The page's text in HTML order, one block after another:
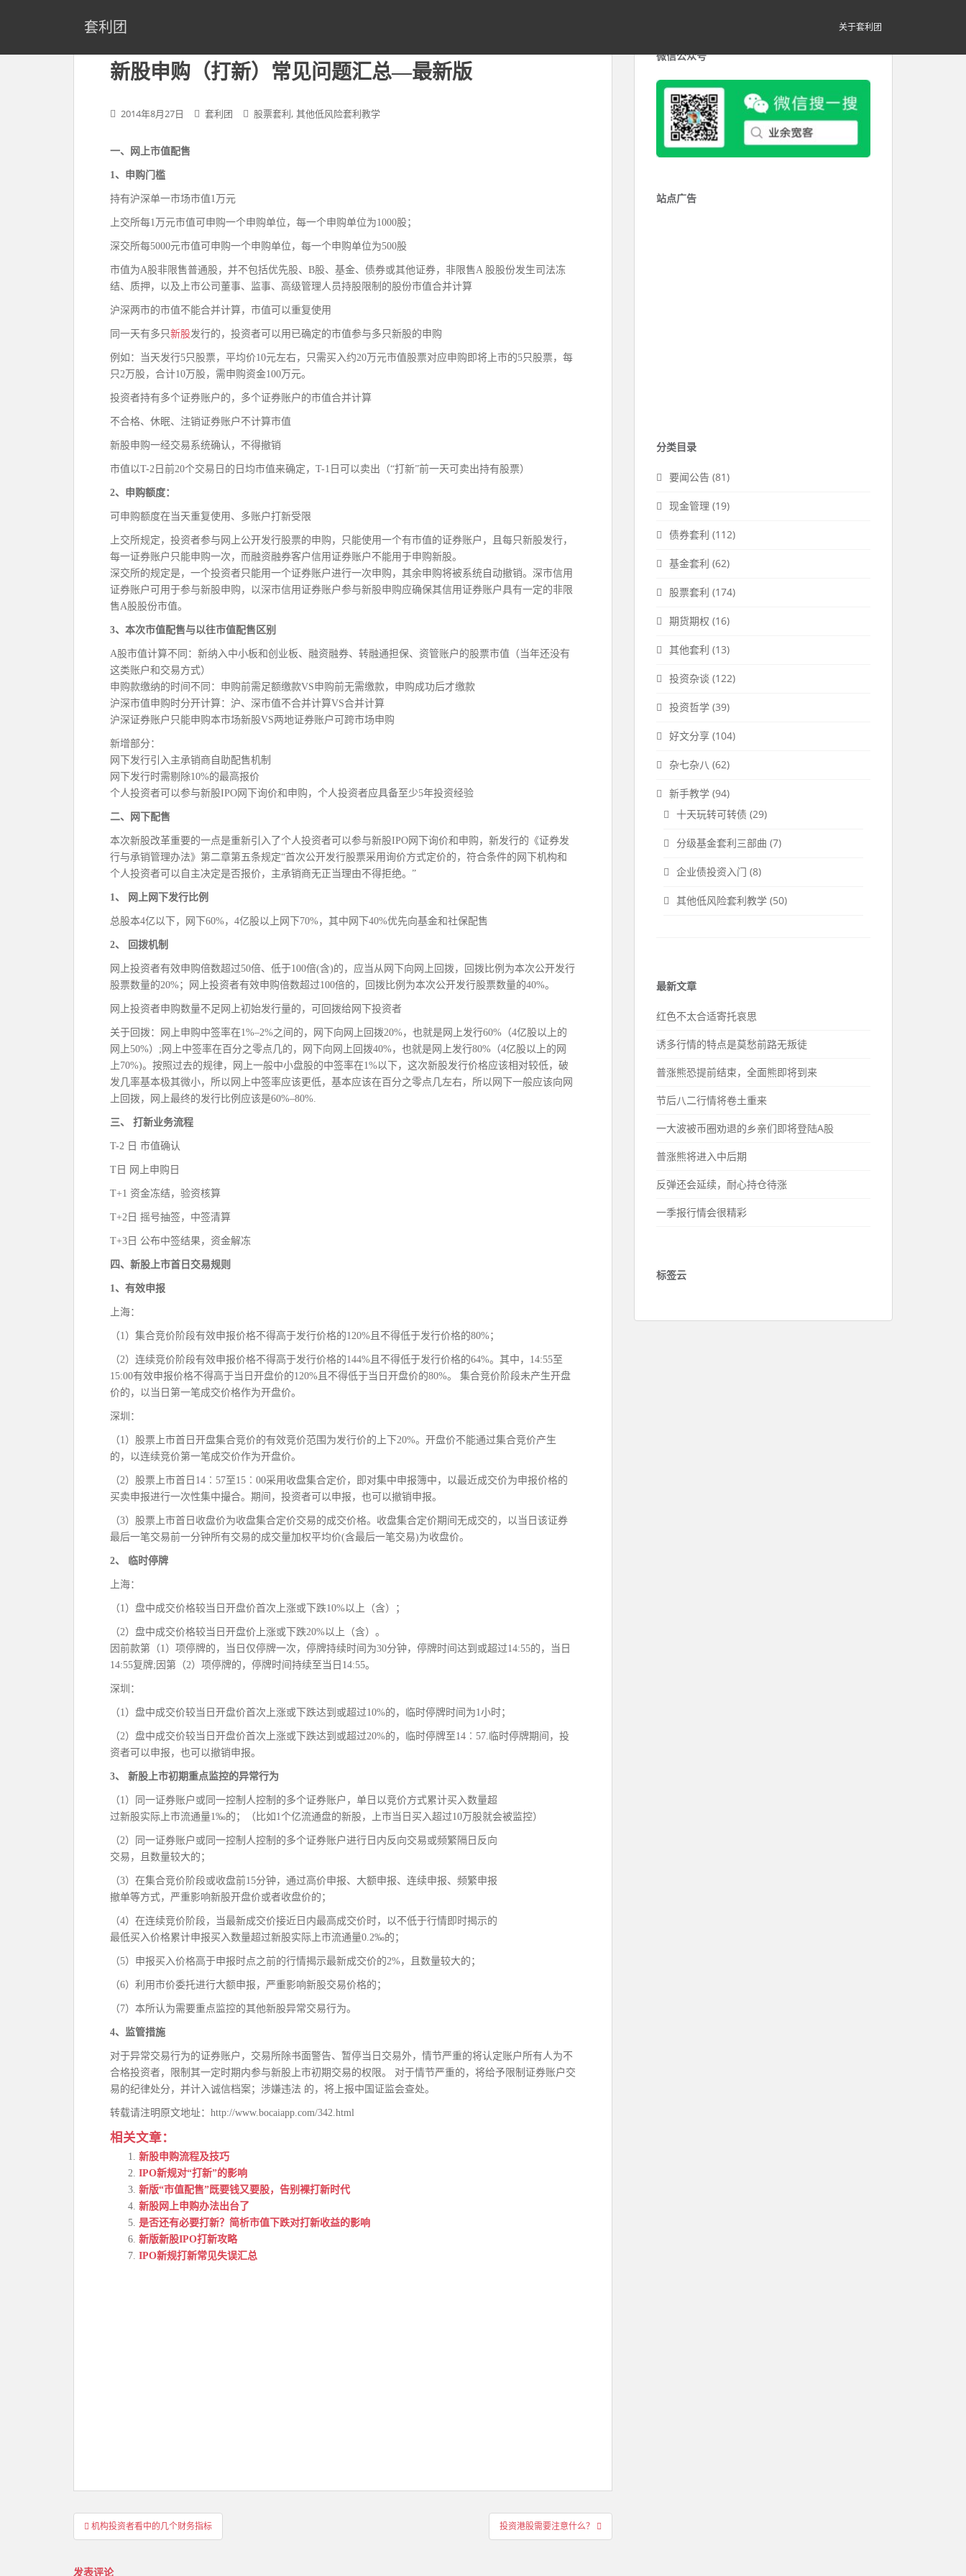
p
套利团 关于套利团
新股申购（打新）常见问题汇总—最新版
2014年8月27日 套利团 股票套利, 其他低风险套利教学
一、网上市值配售
1、申购门槛
持有沪深单一市场市值1万元
上交所每1万元市值可申购一个申购单位，每一个申购单位为1000股；
深交所每5000元市值可申购一个申购单位，每一个申购单位为500股
市值为A股非限售普通股，并不包括优先股、B股、基金、债券或其他证券，非限售A 股股份发生司法冻
结、质押，以及上市公司董事、监事、高级管理人员持股限制的股份市值合并计算
沪深两市的市值不能合并计算，市值可以重复使用
同一天有多只新股发行的，投资者可以用已确定的市值参与多只新股的申购
例如：当天发行5只股票，平均价10元左右，只需买入约20万元市值股票对应申购即将上市的5只股票，每
只2万股，合计10万股，需申购资金100万元。
投资者持有多个证券账户的，多个证券账户的市值合并计算
不合格、休眠、注销证券账户不计算市值
新股申购一经交易系统确认，不得撤销
市值以T-2日前20个交易日的日均市值来确定，T-1日可以卖出（“打新”前一天可卖出持有股票）
2、申购额度：
可申购额度在当天重复使用、多账户打新受限
上交所规定，投资者参与网上公开发行股票的申购，只能使用一个有市值的证券账户，且每只新股发行，
每一证券账户只能申购一次，而融资融券客户信用证券账户不能用于申购新股。
深交所的规定是，一个投资者只能用一个证券账户进行一次申购，其余申购将被系统自动撤销。深市信用
证券账户可用于参与新股申购，以深市信用证券账户参与新股申购应确保其信用证券账户具有一定的非限
售A股股份市值。
3、本次市值配售与以往市值配售区别
A股市值计算不同：新纳入中小板和创业板、融资融券、转融通担保、资管账户的股票市值（当年还没有
这类账户和交易方式）
申购款缴纳的时间不同：申购前需足额缴款VS申购前无需缴款，申购成功后才缴款
沪深市值申购时分开计算：沪、深市值不合并计算VS合并计算
沪深证券账户只能申购本市场新股VS两地证券账户可跨市场申购
新增部分：
网下发行引入主承销商自助配售机制
网下发行时需剔除10%的最高报价
个人投资者可以参与新股IPO网下询价和申购，个人投资者应具备至少5年投资经验
二、网下配售
本次新股改革重要的一点是重新引入了个人投资者可以参与新股IPO网下询价和申购，新发行的《证券发
行与承销管理办法》第二章第五条规定“首次公开发行股票采用询价方式定价的，符合条件的网下机构和
个人投资者可以自主决定是否报价，主承销商无正当理由不得拒绝。”
1、 网上网下发行比例
总股本4亿以下，网下60%，4亿股以上网下70%，其中网下40%优先向基金和社保配售
2、 回拨机制
网上投资者有效申购倍数超过50倍、低于100倍(含)的，应当从网下向网上回拨，回拨比例为本次公开发行
股票数量的20%；网上投资者有效申购倍数超过100倍的，回拨比例为本次公开发行股票数量的40%。
网上投资者申购数量不足网上初始发行量的，可回拨给网下投资者
关于回拨：网上申购中签率在1%–2%之间的，网下向网上回拨20%，也就是网上发行60%（4亿股以上的
网上50%）;网上中签率在百分之零点几的，网下向网上回拨40%，也就是网上发行80%（4亿股以上的网
上70%)。按照过去的规律，网上一般中小盘股的中签率在1%以下，这次新股发行价格应该相对较低，破
发几率基本极其微小，所以网上中签率应该更低，基本应该在百分之零点几左右，所以网下一般应该向网
上回拨，网上最终的发行比例应该是60%–80%.
三、 打新业务流程
T-2 日 市值确认
T日 网上申购日
T+1 资金冻结，验资核算
T+2日 摇号抽签，中签清算
T+3日 公布中签结果，资金解冻
四、新股上市首日交易规则
1、有效申报
上海：
（1）集合竞价阶段有效申报价格不得高于发行价格的120%且不得低于发行价格的80%；
（2）连续竞价阶段有效申报价格不得高于发行价格的144%且不得低于发行价格的64%。其中，14:55至
15:00有效申报价格不得高于当日开盘价的120%且不得低于当日开盘价的80%。 集合竞价阶段未产生开盘
价的，以当日第一笔成交价格作为开盘价。
深圳：
（1）股票上市首日开盘集合竞价的有效竞价范围为发行价的上下20%。开盘价不能通过集合竞价产生
的，以连续竞价第一笔成交价作为开盘价。
（2）股票上市首日14︰57至15︰00采用收盘集合定价，即对集中申报簿中，以最近成交价为申报价格的
买卖申报进行一次性集中撮合。期间，投资者可以申报，也可以撤销申报。
（3）股票上市首日收盘价为收盘集合定价交易的成交价格。收盘集合定价期间无成交的，以当日该证券
最后一笔交易前一分钟所有交易的成交量加权平均价(含最后一笔交易)为收盘价。
2、 临时停牌
上海：
（1）盘中成交价格较当日开盘价首次上涨或下跌10%以上（含）；
（2）盘中成交价格较当日开盘价上涨或下跌20%以上（含）。
因前款第（1）项停牌的，当日仅停牌一次，停牌持续时间为30分钟，停牌时间达到或超过14:55的，当日
14:55复牌;因第（2）项停牌的，停牌时间持续至当日14:55。
深圳：
（1）盘中成交价较当日开盘价首次上涨或下跌达到或超过10%的，临时停牌时间为1小时；
（2）盘中成交价较当日开盘价首次上涨或下跌达到或超过20%的，临时停牌至14︰57.临时停牌期间，投
资者可以申报，也可以撤销申报。
3、 新股上市初期重点监控的异常行为
（1）同一证券账户或同一控制人控制的多个证券账户，单日以竞价方式累计买入数量超
过新股实际上市流通量1‰的；（比如1个亿流通盘的新股，上市当日买入超过10万股就会被监控）
（2）同一证券账户或同一控制人控制的多个证券账户进行日内反向交易或频繁隔日反向
交易，且数量较大的；
（3）在集合竞价阶段或收盘前15分钟，通过高价申报、大额申报、连续申报、频繁申报
撤单等方式，严重影响新股开盘价或者收盘价的；
（4）在连续竞价阶段，当最新成交价接近日内最高成交价时，以不低于行情即时揭示的
最低买入价格累计申报买入数量超过新股实际上市流通量0.2‰的；
（5）申报买入价格高于申报时点之前的行情揭示最新成交价的2%，且数量较大的；
（6）利用市价委托进行大额申报，严重影响新股交易价格的；
（7）本所认为需要重点监控的其他新股异常交易行为。
4、监管措施
对于异常交易行为的证券账户，交易所除书面警告、暂停当日交易外，情节严重的将认定账户所有人为不
合格投资者，限制其一定时期内参与新股上市初期交易的权限。 对于情节严重的，将给予限制证券账户交
易的纪律处分，并计入诚信档案；涉嫌违法 的，将上报中国证监会查处。
转载请注明原文地址：http://www.bocaiapp.com/342.html
相关文章：
新股申购流程及技巧
IPO新规对“打新”的影响
新版“市值配售”既要钱又要股，告别裸打新时代
新股网上申购办法出台了
是否还有必要打新？简析市值下跌对打新收益的影响
新版新股IPO打新攻略
IPO新规打新常见失误汇总
文
章
机构投资者看中的几个财务指标 投资港股需要注意什么？
发表评论
微信公众号
站点广告
分类目录
要闻公告 (81)
现金管理 (19)
债券套利 (112)
基金套利 (62)
股票套利 (174)
期货期权 (16)
其他套利 (13)
投资杂谈 (122)
投资哲学 (39)
好文分享 (104)
杂七杂八 (62)
新手教学 (94)
十天玩转可转债 (29)
分级基金套利三部曲 (7)
企业债投资入门 (8)
其他低风险套利教学 (50)
最新文章
红色不太合适寄托哀思
诱多行情的特点是莫愁前路无叛徒
普涨熊恐提前结束，全面熊即将到来
节后八二行情将卷土重来
一大波被币圈劝退的乡亲们即将登陆A股
普涨熊将进入中后期
反弹还会延续，耐心持仓待涨
一季报行情会很精彩
标签云